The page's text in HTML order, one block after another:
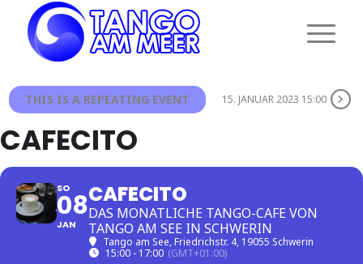
THIS IS A REPEATING EVENT 15. JANUAR 2023 15:00
CAFECITO
SO
08
JAN
CAFECITO
DAS MONATLICHE TANGO-CAFE VON
TANGO AM SEE IN SCHWERIN
Tango am See, Friedrichstr. 4, 19055 Schwerin
15:00 - 17:00 (GMT+01:00)